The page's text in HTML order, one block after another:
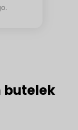
butelek